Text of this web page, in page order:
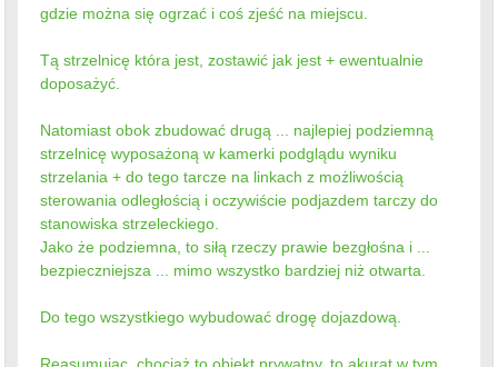
gdzie można się ogrzać i coś zjeść na miejscu.
Tą strzelnicę która jest, zostawić jak jest + ewentualnie
doposażyć.
Natomiast obok zbudować drugą ... najlepiej podziemną
strzelnicę wyposażoną w kamerki podglądu wyniku
strzelania + do tego tarcze na linkach z możliwością
sterowania odległością i oczywiście podjazdem tarczy do
stanowiska strzeleckiego.
Jako że podziemna, to siłą rzeczy prawie bezgłośna i ...
bezpieczniejsza ... mimo wszystko bardziej niż otwarta.
Do tego wszystkiego wybudować drogę dojazdową.
Reasumując, chociaż to obiekt prywatny, to akurat w tym